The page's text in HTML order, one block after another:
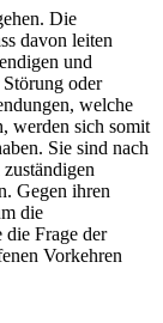
Die
davon leiten
und
oder
welche
werden sich somit
Sie sind nach
Gegen ihren
die
Frage der
Vorkehren